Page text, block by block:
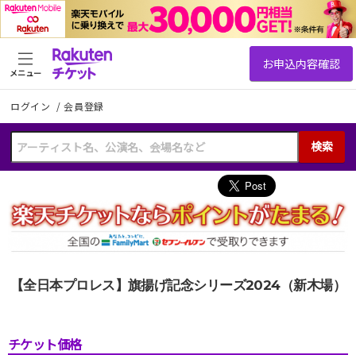
ログイン /会員登録
検索
メニュー
【全日本プロレス】旗揚げ記念シリーズ2024（新木場）
チケット価格